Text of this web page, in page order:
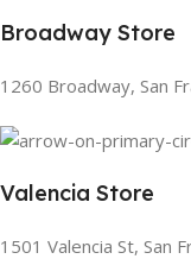
Broadway Store
1260 Broadway, San
Valencia Store
1501 Valencia St, San